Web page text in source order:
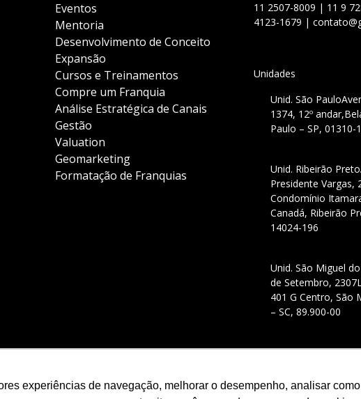
experiências de navegação, melhorar o desempenho, analisar
Eventos
Mentoria
Desenvolvimento de Conceito
Expansão
Cursos e Treinamentos
Compre um Franquia
Análise Estratégica de Canais
Gestão
Valuation
Geomarketing
Formatação de Franquias
11 2507-8009 | 11 9
4123-1679 |
Unidades
Unid. São Paulo
1374, 12º andar,
Paulo – SP, 01310-
Unid. Ribeirão Preto
Presidente Vargas,
Condomínio
Canadá, Ribeirão
14024-196
Unid. São Miguel
de Setembro, 2307
401 G Centro, São
– SC, 89.900-00